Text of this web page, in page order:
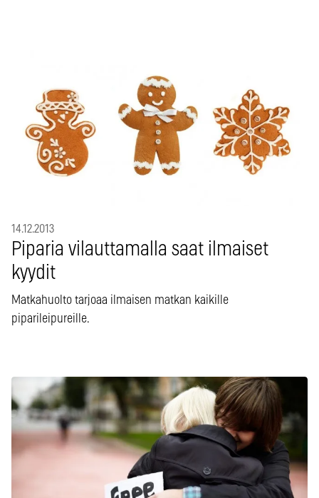
14.12.2013
Piparia vilauttamalla saat ilmaiset
kyydit
Matkahuolto tarjoaa ilmaisen matkan kaikille
piparileipureille.